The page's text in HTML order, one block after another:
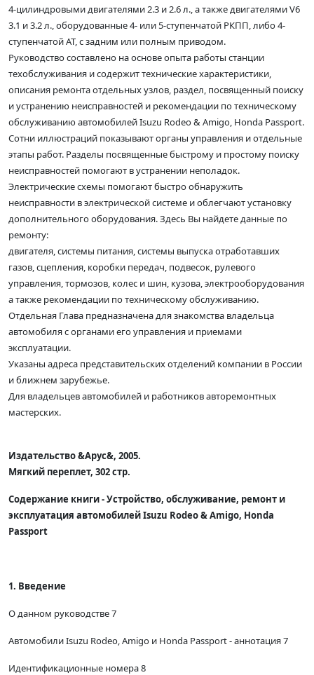
4-цилиндровыми двигателями 2.3 и 2.6 л., а также двигателями V6
3.1 и 3.2 л., оборудованные 4- или 5-ступенчатой РКПП, либо 4-
ступенчатой АТ, с задним или полным приводом.
Руководство составлено на основе опыта работы станции
техобслуживания и содержит технические характеристики,
описания ремонта отдельных узлов, раздел, посвященный поиску
и устранению неисправностей и рекомендации по техническому
обслуживанию автомобилей Isuzu Rodeo & Amigo, Honda Passport.
Сотни иллюстраций показывают органы управления и отдельные
этапы работ. Разделы посвященные быстрому и простому поиску
неисправностей помогают в устранении неполадок.
Электрические схемы помогают быстро обнаружить
неисправности в электрической системе и облегчают установку
дополнительного оборудования. Здесь Вы найдете данные по
ремонту:
двигателя, системы питания, системы выпуска отработавших
газов, сцепления, коробки передач, подвесок, рулевого
управления, тормозов, колес и шин, кузова, электрооборудования
а также рекомендации по техническому обслуживанию.
Отдельная Глава предназначена для знакомства владельца
автомобиля с органами его управления и приемами
эксплуатации.
Указаны адреса представительских отделений компании в России
и ближнем зарубежье.
Для владельцев автомобилей и работников авторемонтных
мастерских.
Издательство &Арус&, 2005.
Мягкий переплет, 302 стр.
Содержание книги - Устройство, обслуживание, ремонт и
эксплуатация автомобилей Isuzu Rodeo & Amigo, Honda
Passport
1. Введение
О данном руководстве 7
Автомобили Isuzu Rodeo, Amigo и Honda Passport - аннотация 7
Идентификационные номера 8